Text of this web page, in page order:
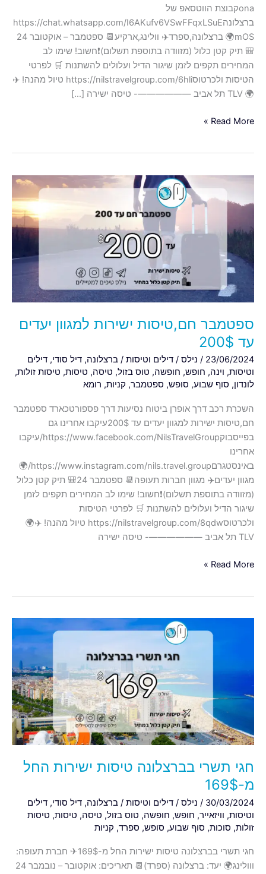
onaקבוצת הווטסאפ של
ברצלונהhttps://chat.whatsapp.com/I6AKufv6VSwFFqxLSuE
mOS🌍 ברצלונה,ספרד✈️ וולינג,ארקיע📆 ספטמבר – אוקטובר 24
🎒 תיק קטן כלול (מזוודה בתוספת תשלום)❗️חשוב! שימו לב
המחירים תקפים לזמן שיגור הדיל ועלולים להשתנות 🛒 לפרטי
הטיסות ולכרטוסhttps://nilstravelgroup.com/6hli טיול מהנה! ✈️
🌍 TLV תל אביב ——————- טיסה ישירה […]
Read More »
ספטמבר חם,טיסות ישירות למגוון יעדים
עד 200$
23/06/2024
/ נילס/דילים וטיסות/ברצלונה,דיל סודי,דילים
וטיסות,וינה,חופש,חופשה,טוס בזול,טיסה,טיסות,טיסות זולות,
לונדון,סוף שבוע,סופש,ספטמבר,קניות,רומא
השכרת רכב דרך אופרן ביטוח נסיעות דרך פספורטכארד ספטמבר
חם,טיסות ישירות למגוון יעדים עד 200$עיקבו אחרינו גם
בפייסבוקhttps://www.facebook.com/NilsTravelGroup/עיקבו
אחרינו
באינסטגרםhttps://www.instagram.com/nils.travel.group/🌍
מגוון יעדים✈️ מגוון חברות תעופה📆 ספטמבר 24🎒 תיק קטן כלול
(מזוודה בתוספת תשלום)❗️חשוב! שימו לב המחירים תקפים לזמן
שיגור הדיל ועלולים להשתנות 🛒 לפרטי הטיסות
ולכרטוסhttps://nilstravelgroup.com/8qdw טיול מהנה! ✈️🌍
TLV תל אביב ——————- טיסה ישירה
ישירות
למגוון
200$
Read More »
חגי תשרי בברצלונה טיסות ישירות החל
מ-169$
30/03/2024
/ נילס/דילים וטיסות/ברצלונה,דיל סודי,דילים
וטיסות,וויזאייר,חופש,חופשה,טוס בזול,טיסה,טיסות,טיסות
זולות,סוכות,סוף שבוע,סופש,ספרד,קניות
חגי תשרי בברצלונה טיסות ישירות החל מ-169$✈ חברת תעופה:
ווולינג🌍 יעד: ברצלונה (ספרד)📆 תאריכים: אוקטובר – נובמבר 24
החל